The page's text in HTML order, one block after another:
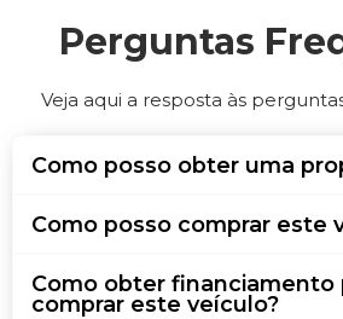
Perguntas
Veja aqui a resposta às
Como posso obter uma
Como posso comprar este
Como obter financiamento
comprar este veículo?